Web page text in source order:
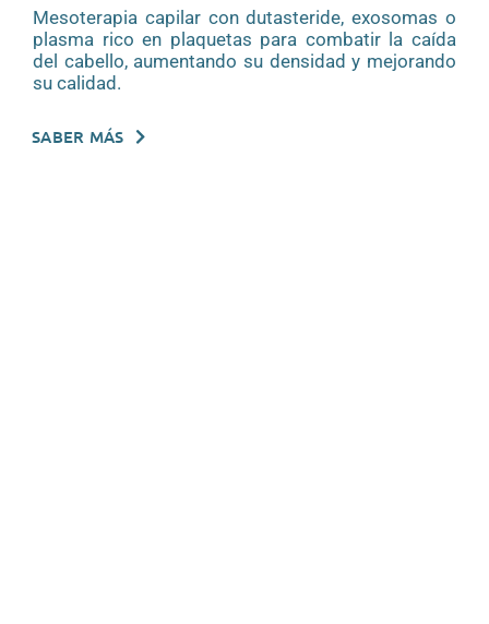
Mesoterapia capilar con dutasteride, exosomas o
plasma rico en plaquetas para combatir la caída
del cabello, aumentando su densidad y mejorando
su calidad.
SABER MÁS